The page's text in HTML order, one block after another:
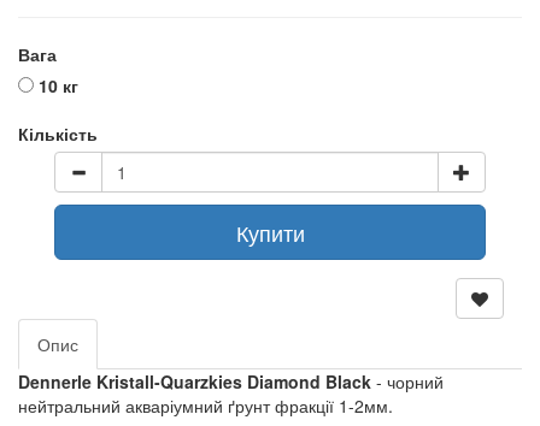
Вага
10 кг
Кількість
Купити
Опис
Dennerle Kristall-Quarzkies Diamond Black - чорний
нейтральний акваріумний ґрунт фракції 1-2мм.